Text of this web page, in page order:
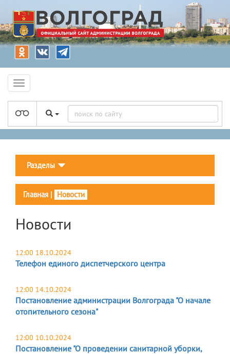
Разделы
Главная | Новости
Новости
12:00 18.10.2024
Телефон единого диспетчерского центра
12:00 14.10.2024
Постановление администрации Волгограда "О начале
отопительного сезона"
12:00 10.10.2024
Постановление "О проведении санитарной уборки,